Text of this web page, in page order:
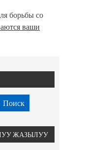
борьбы со
ваши
ЖАЗЫЛУУ